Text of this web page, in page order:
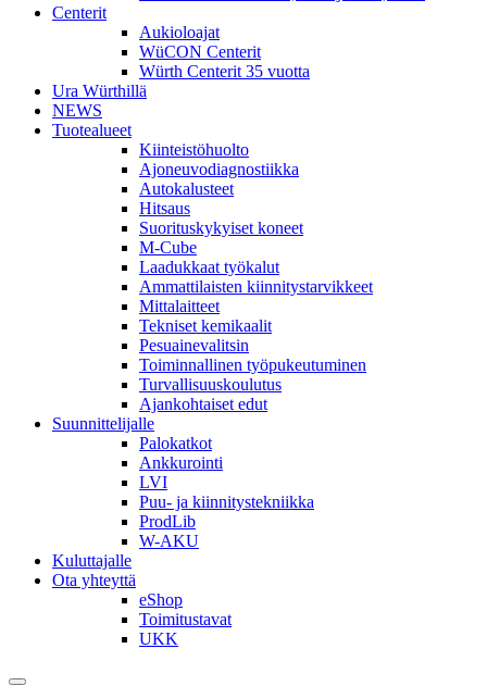
Centerit
Aukioloajat
WüCON Centerit
Würth Centerit 35 vuotta
Ura Würthillä
NEWS
Tuotealueet
Kiinteistöhuolto
Ajoneuvodiagnostiikka
Autokalusteet
Hitsaus
Suorituskykyiset koneet
M-Cube
Laadukkaat työkalut
Ammattilaisten kiinnitystarvikkeet
Mittalaitteet
Tekniset kemikaalit
Pesuainevalitsin
Toiminnallinen työpukeutuminen
Turvallisuuskoulutus
Ajankohtaiset edut
Suunnittelijalle
Palokatkot
Ankkurointi
LVI
Puu- ja kiinnitystekniikka
ProdLib
W-AKU
Kuluttajalle
Ota yhteyttä
eShop
Toimitustavat
UKK